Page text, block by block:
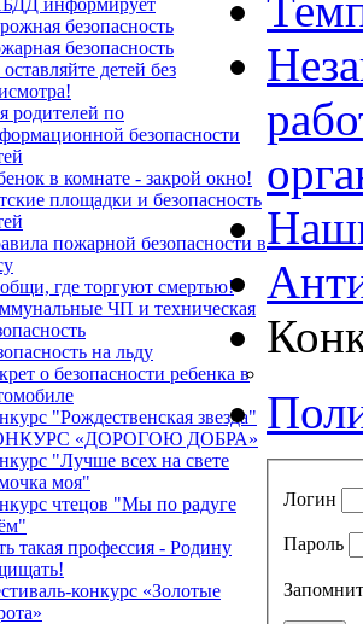
информирует
безопасность
безопасность
детей без
родителей по
безопасности
в комнате - закрой окно!
площадки и безопасность
пожарной безопасности в
где торгуют смертью!
ЧП и техническая
на льду
о безопасности ребенка в
"Рождественская звезда"
«ДОРОГОЮ ДОБРА»
"Лучше всех на свете
моя"
чтецов "Мы по радуге
такая профессия - Родину
конкурс «Золотые
Логин
Пароль